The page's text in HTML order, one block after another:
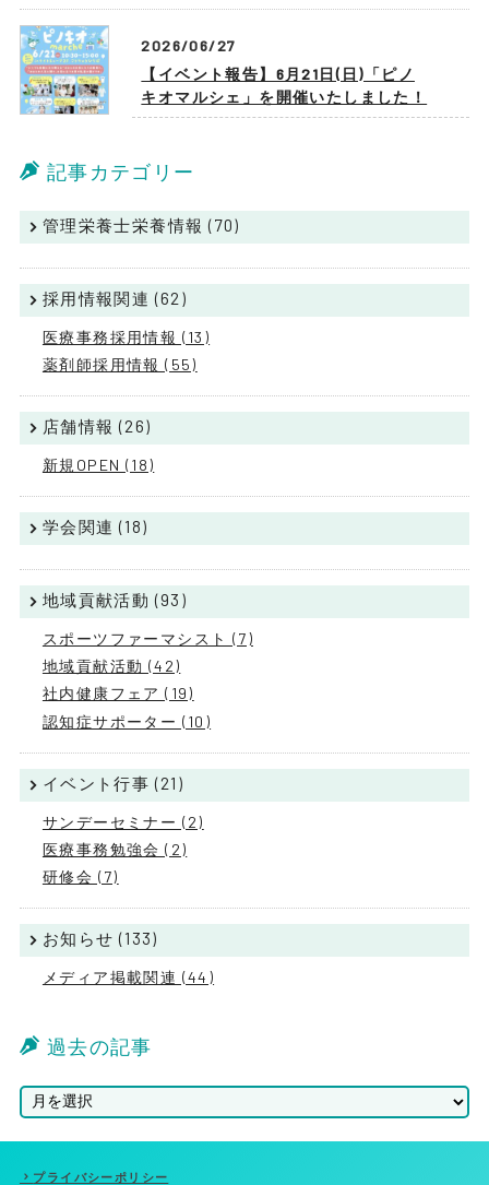
2026/06/27
【イベント報告】6月21日(日)「ピノ
キオマルシェ」を開催いたしました！
記事カテゴリー
管理栄養士栄養情報 (70)
採用情報関連 (62)
医療事務採用情報 (13)
薬剤師採用情報 (55)
店舗情報 (26)
新規OPEN (18)
学会関連 (18)
地域貢献活動 (93)
スポーツファーマシスト (7)
地域貢献活動 (42)
社内健康フェア (19)
認知症サポーター (10)
イベント行事 (21)
サンデーセミナー (2)
医療事務勉強会 (2)
研修会 (7)
お知らせ (133)
メディア掲載関連 (44)
過去の記事
プライバシーポリシー